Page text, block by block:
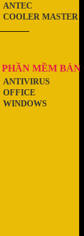
COOLER MASTER
ANTEC
PHẦN MỀM BẢN
WINDOWS
OFFICE
ANTIVIRUS